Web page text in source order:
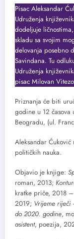
Pisac Aleksandar
Udruženja
dodeljuje
skladu sa svojim
delovanja posebno
Savindana. Tu
Udruženja
pisac Milovan
Priznanja će biti
godine u 12 časova
Beogradu, (ul.
Aleksandar
političkih nauka.
Objavio je knjige:
roman, 2013;
kratke priče, 2018
2019; Vrijeme riječi
do 2020. godine,
asistent, poezija,